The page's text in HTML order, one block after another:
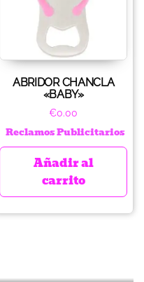
ABRIDOR CHANCLA
«BABY»
€0.00
Reclamos Publicitarios
Añadir al
carrito